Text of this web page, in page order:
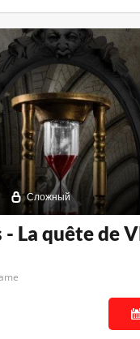
Сложный
La quête de